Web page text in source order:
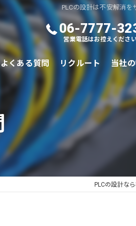
PLCの設計は不安解消を
06-7777-
営業電話はお控えください
よくある質問 リクルート 当社
規格
ドラ
PLCの設計な